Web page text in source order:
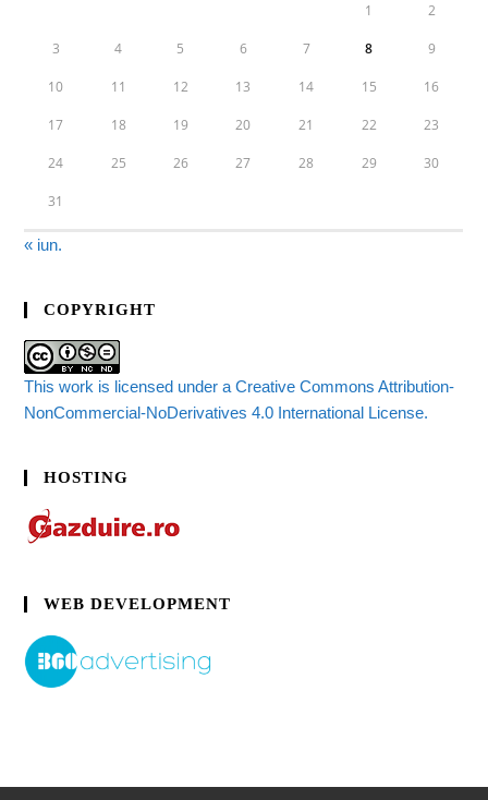
1 2
3 4 5 6 7 8 9
10 11 12 13 14 15 16
17 18 19 20 21 22 23
24 25 26 27 28 29 30
31
« iun.
COPYRIGHT
This work is licensed under a Creative Commons Attribution-
NonCommercial-NoDerivatives 4.0 International License.
HOSTING
WEB DEVELOPMENT